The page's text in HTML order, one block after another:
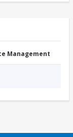
Management